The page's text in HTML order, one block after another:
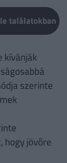
találatokban
kívánják
szerinte
hogy jövőre